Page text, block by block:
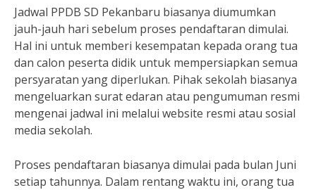
Jadwal PPDB SD Pekanbaru biasanya diumumkan
jauh-jauh hari sebelum proses pendaftaran dimulai.
Hal ini untuk memberi kesempatan kepada orang tua
dan calon peserta didik untuk mempersiapkan semua
persyaratan yang diperlukan. Pihak sekolah biasanya
mengeluarkan surat edaran atau pengumuman resmi
mengenai jadwal ini melalui website resmi atau sosial
media sekolah.
Proses pendaftaran biasanya dimulai pada bulan Juni
setiap tahunnya. Dalam rentang waktu ini, orang tua